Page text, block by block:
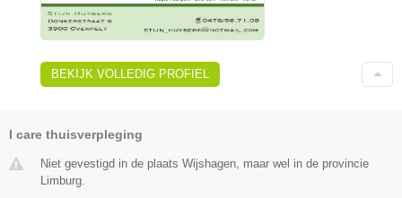
BEKIJK VOLLEDIG PROFIEL
I care thuisverpleging
Niet gevestigd in de plaats Wijshagen, maar wel in de provincie
Limburg.